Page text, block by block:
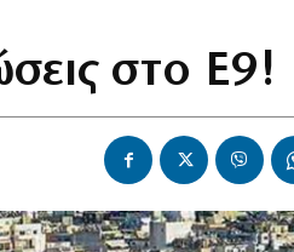
στο Ε9!